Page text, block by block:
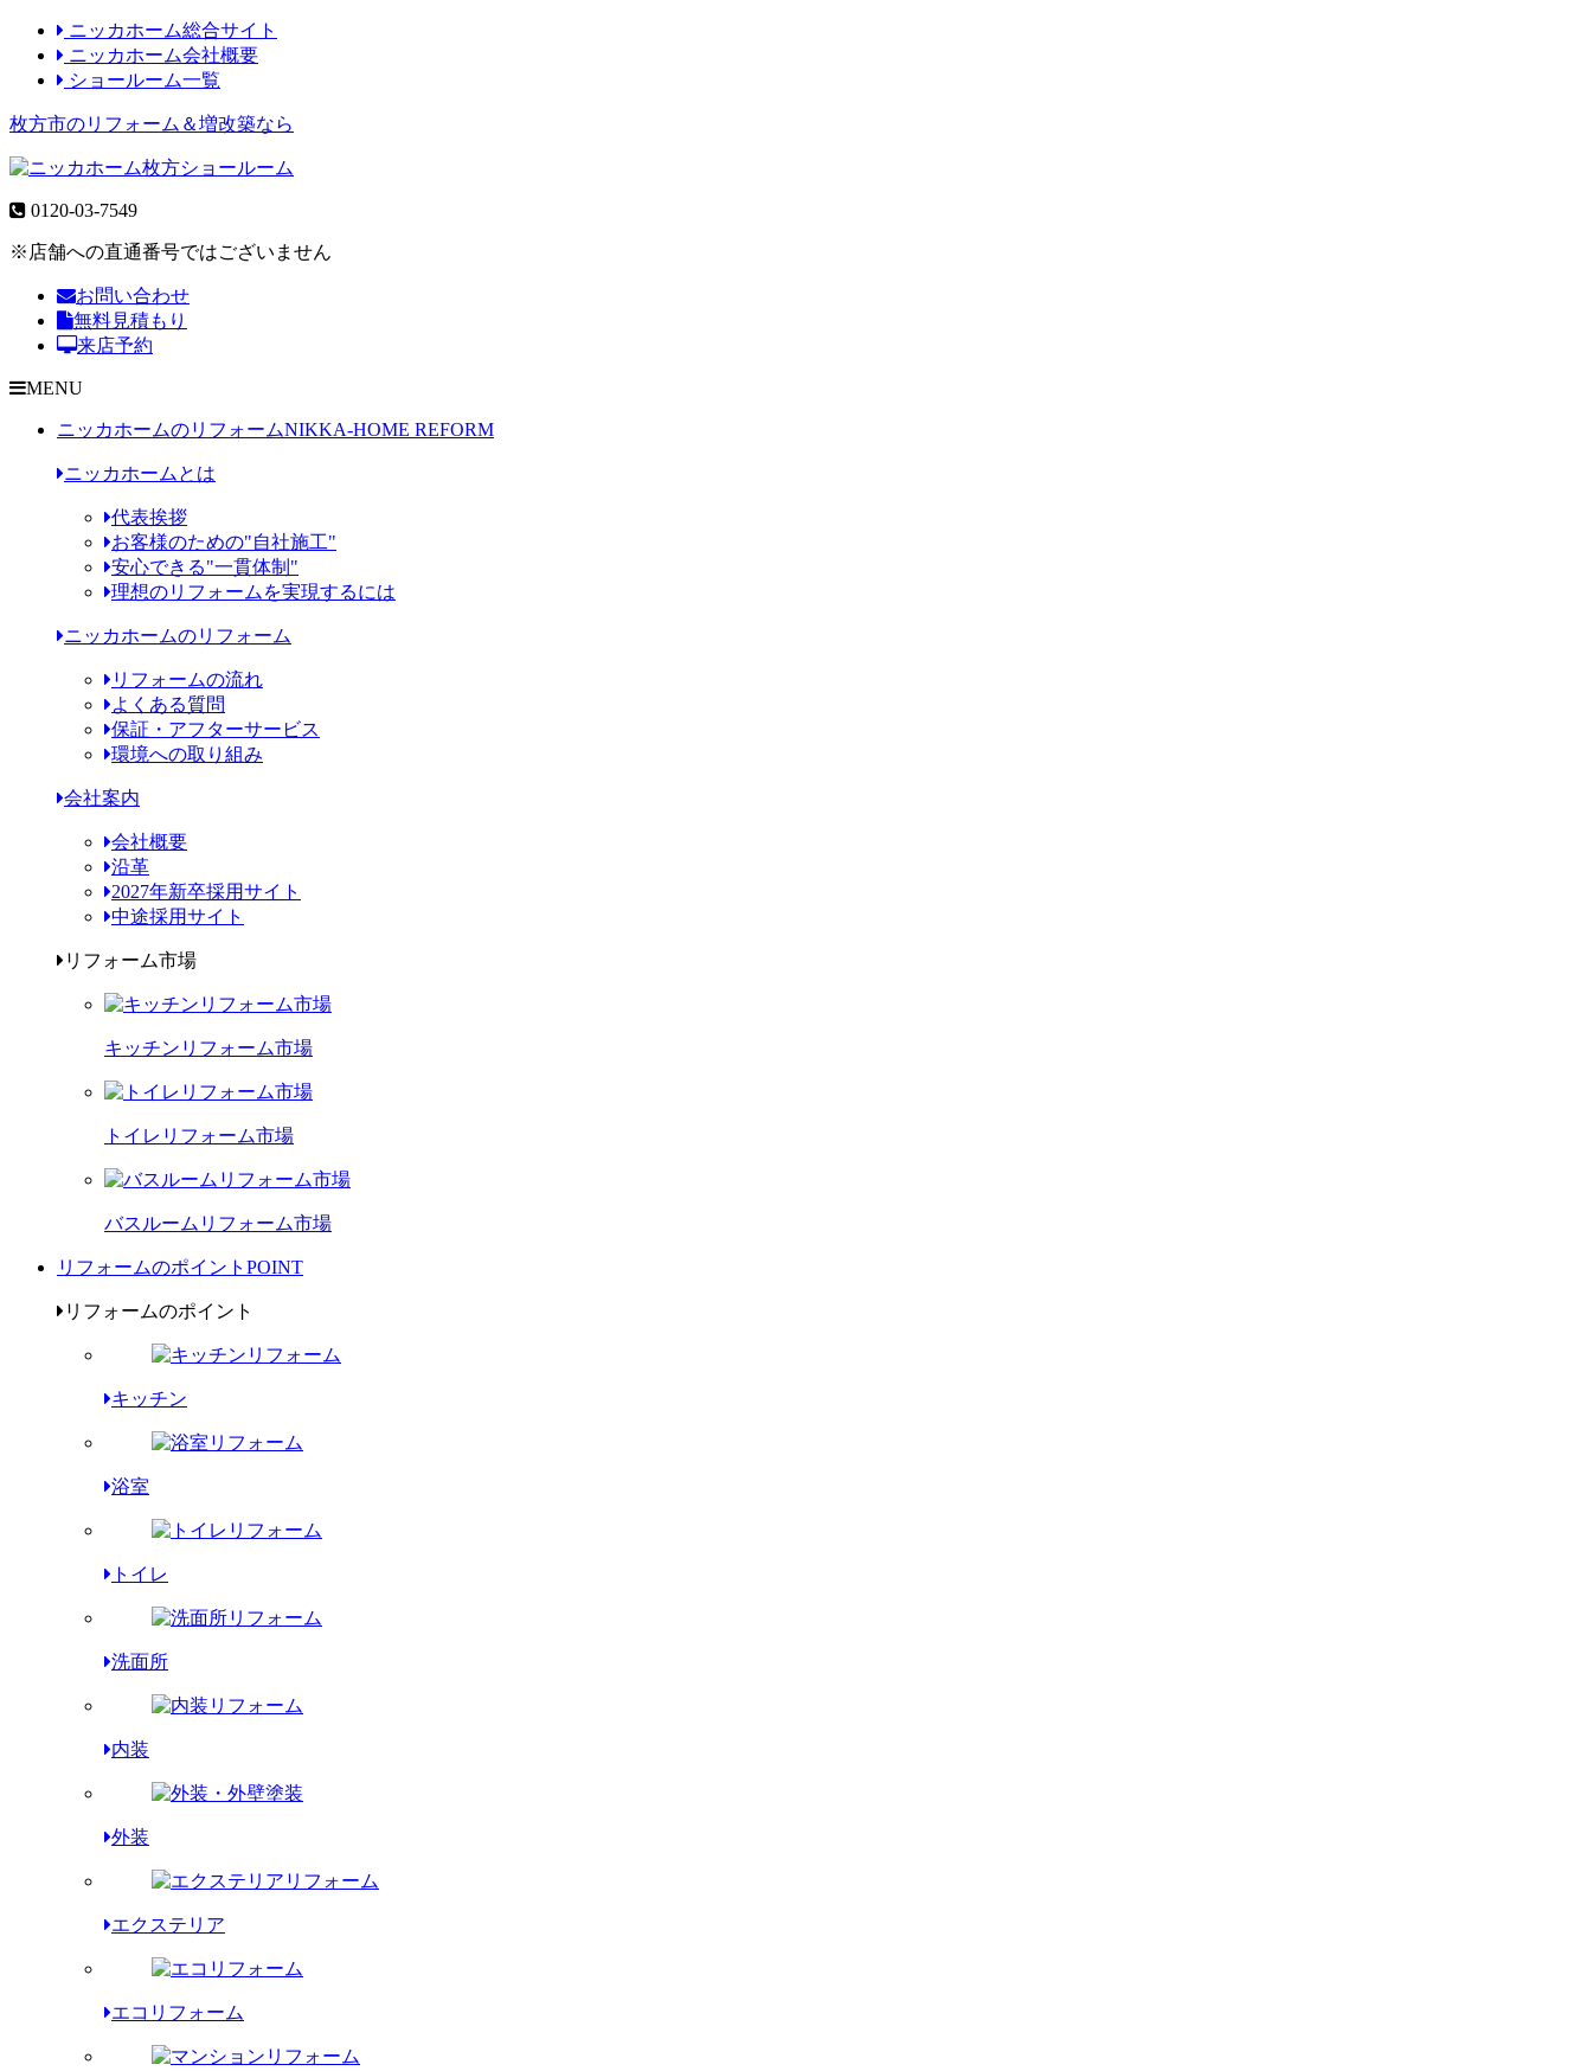
ニッカホーム総合サイト
ニッカホーム会社概要
ショールーム一覧
枚方市のリフォーム＆増改築なら
0120-03-7549
※店舗への直通番号ではございません
お問い合わせ
無料見積もり
来店予約
MENU
ニッカホームのリフォームNIKKA-HOME REFORM
ニッカホームとは
代表挨拶
お客様のための"自社施工"
安心できる"一貫体制"
理想のリフォームを実現するには
ニッカホームのリフォーム
リフォームの流れ
よくある質問
保証・アフターサービス
環境への取り組み
会社案内
会社概要
沿革
2027年新卒採用サイト
中途採用サイト
リフォーム市場
キッチンリフォーム市場
トイレリフォーム市場
バスルームリフォーム市場
リフォームのポイント POINT
リフォームのポイント
キッチン
浴室
トイレ
洗面所
内装
外装
エクステリア
エコリフォーム